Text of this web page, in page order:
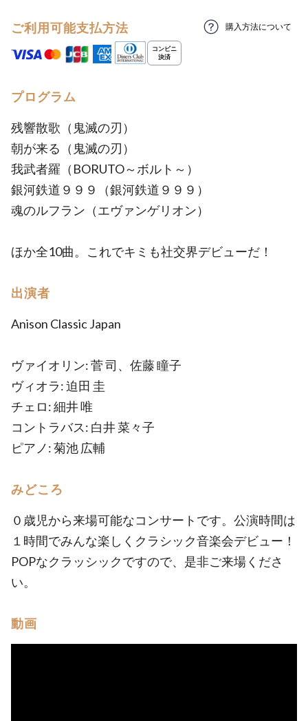
ご利用可能支払方法 購入方法について
プログラム
残響散歌（鬼滅の刃）
朝が来る（鬼滅の刃）
我武者羅（BORUTO～ボルト～）
銀河鉄道９９９（銀河鉄道９９９）
魂のルフラン（エヴァンゲリオン）
ほか全10曲。これでキミも社交界デビューだ！
出演者
Anison Classic Japan
ヴァイオリン: 菅 司、佐藤 瞳子
ヴィオラ: 迫田 圭
チェロ: 細井 唯
コントラバス: 白井 菜々子
ピアノ: 菊池 広輔
みどころ
０歳児から来場可能なコンサートです。公演時間は
１時間でみんな楽しくクラシック音楽会デビュー！
POPなクラッシックですので、是非ご来場くださ
い。
動画